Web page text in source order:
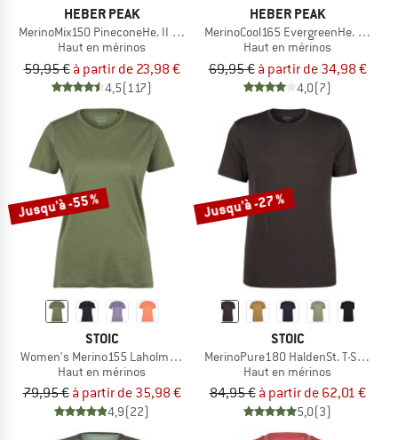
HEBER PEAK
MerinoMix150 PineconeHe. II T-Shirt
Haut en mérinos
59,95 € à partir de 23,98 €
4,5(117)
HEBER PEAK
MerinoCool165 EvergreenHe. T-Shirt
Haut en mérinos
69,95 € à partir de 34,98 €
4,0(7)
Jusqu'à -55 %
STOIC
Women's Merino155 LaholmSt. T-Shirt
Haut en mérinos
79,95 € à partir de 35,98 €
4,9(22)
Jusqu'à -27 %
STOIC
MerinoPure180 HaldenSt. T-Shirt
Haut en mérinos
84,95 € à partir de 62,01 €
5,0(3)